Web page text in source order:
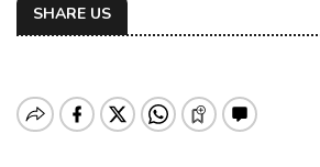
SHARE US